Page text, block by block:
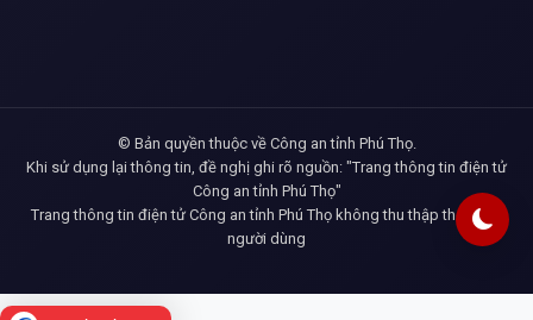
© Bản quyền thuộc về Công an tỉnh Phú Thọ.
Khi sử dụng lại thông tin, đề nghị ghi rõ nguồn: "Trang thông tin điện tử
Công an tỉnh Phú Thọ"
Trang thông tin điện tử Công an tỉnh Phú Thọ không thu thập thông tin
người dùng